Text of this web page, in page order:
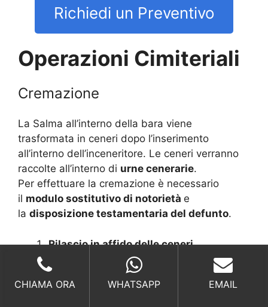
Richiedi un Preventivo
Operazioni Cimiteriali
Cremazione
La Salma all’interno della bara viene
trasformata in ceneri dopo l’inserimento
all’interno dell’inceneritore. Le ceneri verranno
raccolte all’interno di urne cenerarie.
Per effettuare la cremazione è necessario
il modulo sostitutivo di notorietà e
la disposizione testamentaria del defunto.
Rilascio in affido delle ceneri
Dispersione delle ceneri
Tumulazione o Inumazione delle ceneri
CHIAMA ORA WHATSAPP EMAIL